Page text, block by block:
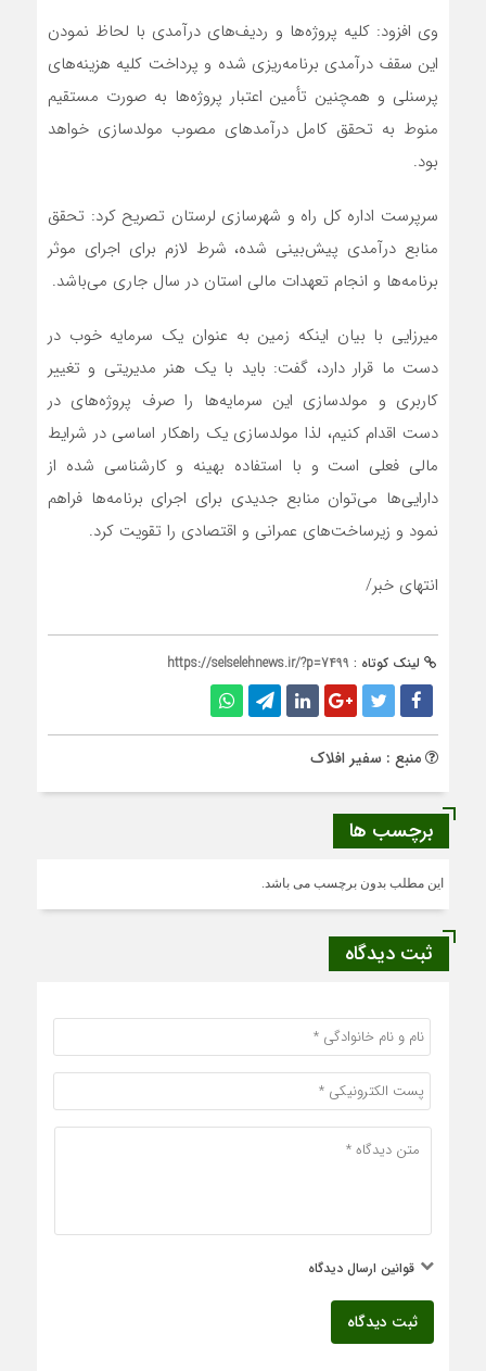
وی افزود: کلیه پروژه‌ها و ردیف‌های درآمدی با لحاظ نمودن
این سقف درآمدی برنامه‌ریزی شده و پرداخت کلیه هزینه‌های
پرسنلی و همچنین تأمین اعتبار پروژه‌ها به صورت مستقیم
منوط به تحقق کامل درآمدهای مصوب مولدسازی خواهد
بود.
سرپرست اداره کل راه و شهرسازی لرستان تصریح کرد: تحقق
منابع درآمدی پیش‌بینی شده، شرط لازم برای اجرای موثر
برنامه‌ها و انجام تعهدات مالی استان در سال جاری می‌باشد.
میرزایی با بیان اینکه زمین به عنوان یک سرمایه خوب در
دست ما قرار دارد، گفت: باید با یک هنر مدیریتی و تغییر
کاربری و مولدسازی این سرمایه‌ها را صرف پروژه‌های در
دست اقدام کنیم، لذا مولدسازی یک راهکار اساسی در شرایط
مالی فعلی است و با استفاده بهینه و کارشناسی‌ شده از
دارایی‌ها می‌توان منابع جدیدی برای اجرای برنامه‌ها فراهم
نمود و زیرساخت‌های عمرانی و اقتصادی را تقویت کرد.
انتهای خبر/
لینک کوتاه : https://selselehnews.ir/?p=7499
منبع : سفیر افلاک
برچسب ها
این مطلب بدون برچسب می باشد.
ثبت دیدگاه
قوانین ارسال دیدگاه
ثبت دیدگاه